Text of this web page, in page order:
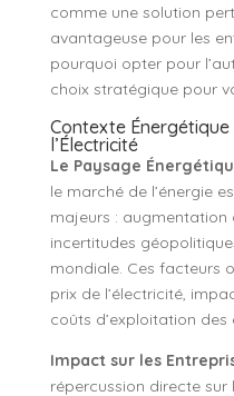
comme une solution
avantageuse pour les
pourquoi opter pour
choix stratégique pour
Contexte
l’Électricité
Le Paysage
le marché de l’énergie
majeurs : augmentation
incertitudes
mondiale. Ces facteurs
prix de l’électricité,
coûts d’exploitation des
Impact sur les
répercussion directe